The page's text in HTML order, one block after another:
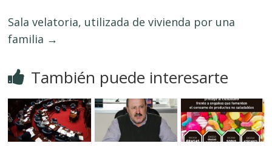
Sala velatoria, utilizada de vivienda por una
familia →
También puede interesarte